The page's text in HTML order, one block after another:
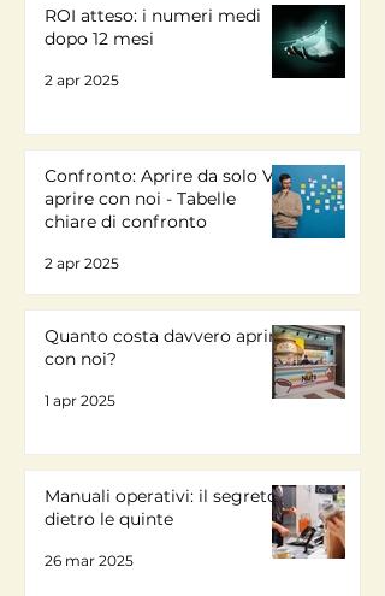
ROI atteso: i numeri medi
dopo 12 mesi
2 apr 2025
Confronto: Aprire da solo VS
aprire con noi - Tabelle
chiare di confronto
2 apr 2025
Quanto costa davvero aprire
con noi?
1 apr 2025
Manuali operativi: il segreto
dietro le quinte
26 mar 2025